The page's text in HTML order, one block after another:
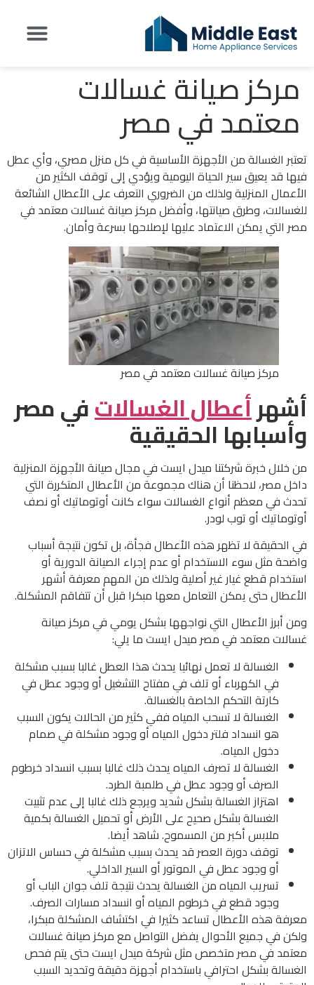
مركز صيانة غسالات
معتمد في مصر
تعتبر الغسالة من الأجهزة الأساسية في كل منزل مصري، وأي عطل
فيها قد يعيق سير الحياة اليومية ويؤدي إلى توقف الكثير من
الأعمال المنزلية ولذلك من الضروري التعرف على الأعطال الشائعة
للغسالات، وطرق صيانتها، وأفضل مركز صيانة غسالات معتمد في
مصر التي يمكن الاعتماد عليها لإصلاحها بسرعة وأمان.
مركز صيانة غسالات معتمد في مصر
أشهرأعطال الغسالاتفي مصر
وأسبابها الحقيقية
من خلال خبرة شركتنا ميدل ايست في مجال صيانة الأجهزة المنزلية
داخل مصر، لاحظنا أن هناك مجموعة من الأعطال المتكررة التي
تحدث في معظم أنواع الغسالات سواء كانت أوتوماتيك أو نصف
أوتوماتيك أو توب لودر.
في الحقيقة لا تظهر هذه الأعطال فجأة، بل تكون نتيجة أسباب
واضحة مثل سوء الاستخدام أو عدم إجراء الصيانة الدورية أو
استخدام قطع غيار غير أصلية ولذلك من المهم معرفة أشهر
الأعطال حتى يمكن التعامل معها مبكرا قبل أن تتفاقم المشكلة.
ومن أبرز الأعطال التي نواجهها بشكل يومي في مركز صيانة
غسالات معتمد في مصر ميدل ايست ما يلي:
الغسالة لا تعمل نهائيا يحدث هذا العطل غالبا بسبب مشكلة
في الكهرباء أو تلف في مفتاح التشغيل أو وجود عطل في
كارتة التحكم الخاصة بالغسالة.
الغسالة لا تسحب المياه ففي كثير من الحالات يكون السبب
هو انسداد فلتر دخول المياه أو وجود مشكلة في صمام
دخول المياه.
الغسالة لا تصرف المياه يحدث ذلك غالبا بسبب انسداد خرطوم
الصرف أو وجود عطل في طلمبة الطرد.
اهتزاز الغسالة بشكل شديد ويرجع ذلك غالبا إلى عدم تثبيت
الغسالة بشكل صحيح على الأرض أو تحميل الغسالة بكمية
ملابس أكبر من المسموح.شاهد أيضا.
توقف دورة العصر قد يحدث بسبب مشكلة في حساس الاتزان
أو وجود عطل في الموتور أو السير الداخلي.
تسريب المياه من الغسالة يحدث نتيجة تلف جوان الباب أو
وجود قطع في خرطوم المياه أو انسداد مسارات الصرف.
معرفة هذه الأعطال تساعد كثيرا في اكتشاف المشكلة مبكرا،
ولكن في جميع الأحوال يفضل التواصل مع مركز صيانة غسالات
معتمد في مصر متخصص مثل شركة ميدل ايست حتى يتم فحص
الغسالة بشكل احترافي باستخدام أجهزة دقيقة وتحديد السبب